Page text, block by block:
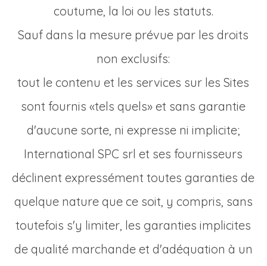
coutume, la loi ou les statuts.
Sauf dans la mesure prévue par les droits
non exclusifs:
tout le contenu et les services sur les Sites
sont fournis «tels quels» et sans garantie
d'aucune sorte, ni expresse ni implicite;
International SPC srl et ses fournisseurs
déclinent expressément toutes garanties de
quelque nature que ce soit, y compris, sans
toutefois s'y limiter, les garanties implicites
de qualité marchande et d'adéquation à un